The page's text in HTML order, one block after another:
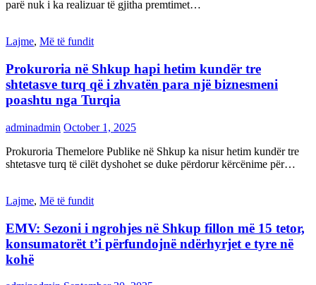
parë nuk i ka realizuar të gjitha premtimet…
Lajme, Më të fundit
Prokuroria në Shkup hapi hetim kundër tre
shtetasve turq që i zhvatën para një biznesmeni
poashtu nga Turqia
adminadmin October 1, 2025
Prokuroria Themelore Publike në Shkup ka nisur hetim kundër tre
shtetasve turq të cilët dyshohet se duke përdorur kërcënime për…
Lajme, Më të fundit
EMV: Sezoni i ngrohjes në Shkup fillon më 15 tetor,
konsumatorët t’i përfundojnë ndërhyrjet e tyre në
kohë